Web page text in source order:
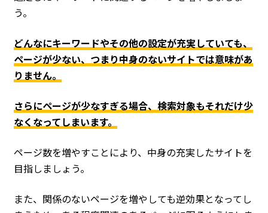
う。
どんなにキーワードやその他の設定が充実していても、
ページが少ない、つまり中身のないサイトでは意味があ
りません。
さらにページが少なすぎる場合、検索対象もそれだけ少
なくなってしまいます。
ページ数を増やすことにより、中身の充実したサイトを
目指しましょう。
また、関係のないページを増やしても逆効果となってし